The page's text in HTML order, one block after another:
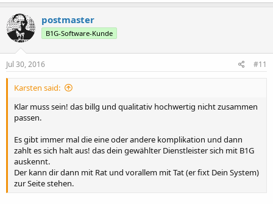
postmaster
B1G-Software-Kunde
Jul 30, 2016 #11
Karsten said:
Klar muss sein! das billg und qualitativ hochwertig nicht zusammen
passen.
Es gibt immer mal die eine oder andere komplikation und dann
zahlt es sich halt aus! das dein gewählter Dienstleister sich mit B1G
auskennt.
Der kann dir dann mit Rat und vorallem mit Tat (er fixt Dein System)
zur Seite stehen.